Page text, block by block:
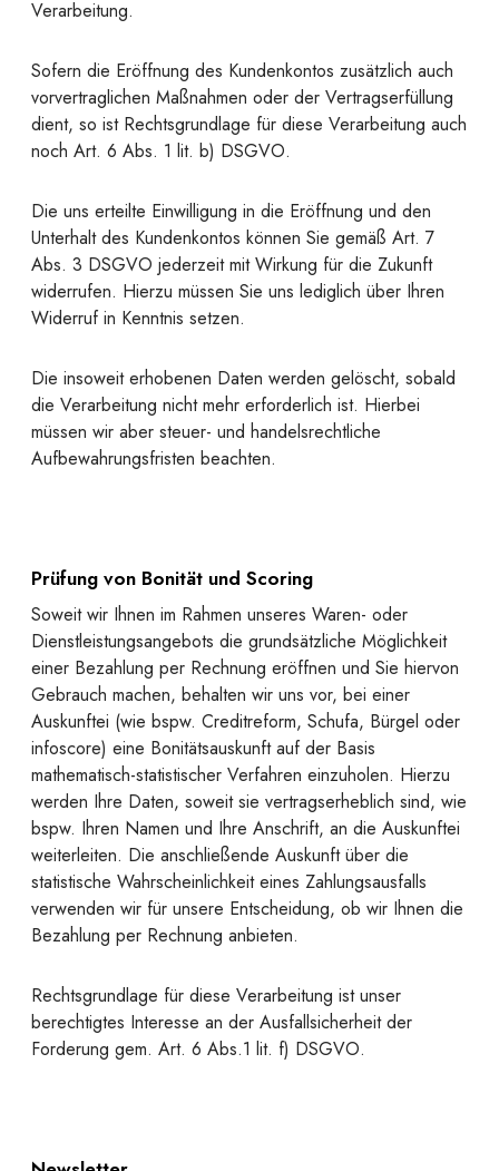
Verarbeitung.
Sofern die Eröffnung des Kundenkontos zusätzlich auch
vorvertraglichen Maßnahmen oder der Vertragserfüllung
dient, so ist Rechtsgrundlage für diese Verarbeitung auch
noch Art. 6 Abs. 1 lit. b) DSGVO.
Die uns erteilte Einwilligung in die Eröffnung und den
Unterhalt des Kundenkontos können Sie gemäß Art. 7
Abs. 3 DSGVO jederzeit mit Wirkung für die Zukunft
widerrufen. Hierzu müssen Sie uns lediglich über Ihren
Widerruf in Kenntnis setzen.
Die insoweit erhobenen Daten werden gelöscht, sobald
die Verarbeitung nicht mehr erforderlich ist. Hierbei
müssen wir aber steuer- und handelsrechtliche
Aufbewahrungsfristen beachten.
Prüfung von Bonität und Scoring
Soweit wir Ihnen im Rahmen unseres Waren- oder
Dienstleistungsangebots die grundsätzliche Möglichkeit
einer Bezahlung per Rechnung eröffnen und Sie hiervon
Gebrauch machen, behalten wir uns vor, bei einer
Auskunftei (wie bspw. Creditreform, Schufa, Bürgel oder
infoscore) eine Bonitätsauskunft auf der Basis
mathematisch-statistischer Verfahren einzuholen. Hierzu
werden Ihre Daten, soweit sie vertragserheblich sind, wie
bspw. Ihren Namen und Ihre Anschrift, an die Auskunftei
weiterleiten. Die anschließende Auskunft über die
statistische Wahrscheinlichkeit eines Zahlungsausfalls
verwenden wir für unsere Entscheidung, ob wir Ihnen die
Bezahlung per Rechnung anbieten.
Rechtsgrundlage für diese Verarbeitung ist unser
berechtigtes Interesse an der Ausfallsicherheit der
Forderung gem. Art. 6 Abs.1 lit. f) DSGVO.